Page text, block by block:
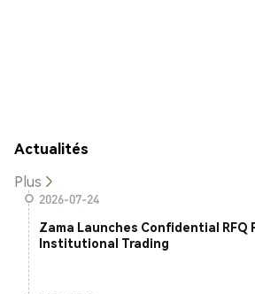
Actualités
Plus
2026-07-24
Zama Launches Confidential
Institutional Trading